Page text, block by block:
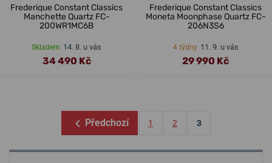
Frederique Constant Classics
Manchette Quartz FC-
200WR1MC6B
Skladem 14. 8. u vás
34 490 Kč
Frederique Constant Classics
Moneta Moonphase Quartz FC-
206N3S6
4 týdny 11. 9. u vás
29 990 Kč
Předchozí 1 2 3